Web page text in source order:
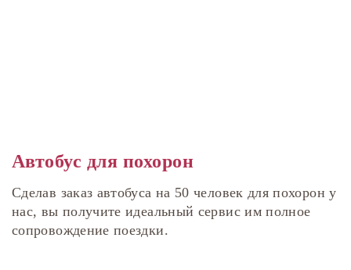
Автобус для похорон
Сделав заказ автобуса на 50 человек для похорон у
нас, вы получите идеальный сервис им полное
сопровождение поездки.